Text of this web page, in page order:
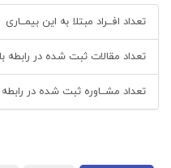
تعداد افــراد مبتلا به این بیمــاری
تعداد مقالات ثبت شده در رابطه با
تعداد مشــاوره ثبت شده در رابطه